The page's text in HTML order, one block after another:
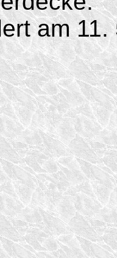
am 11.